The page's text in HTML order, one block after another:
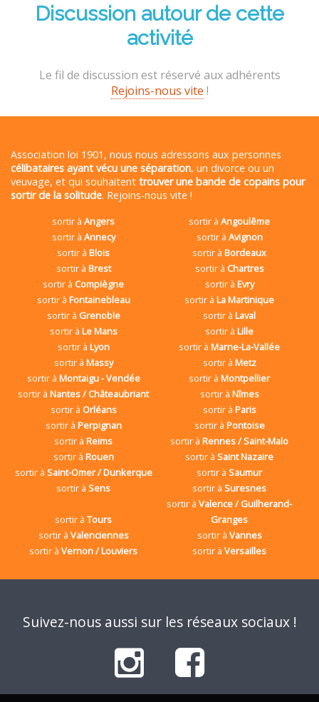
Discussion autour de cette
activité
Le fil de discussion est réservé aux adhérents
Rejoins-nous vite !
Association loi 1901, nous nous adressons aux personnes
célibataires ayant vécu une séparation, un divorce ou un
veuvage, et qui souhaitent trouver une bande de copains pour
sortir de la solitude. Rejoins-nous vite !
sortir àAngers sortir àAngoulême
sortir à Annecy sortir à Avignon
sortir àBlois sortir àBordeaux
sortir à Brest sortir à Chartres
sortir à Compiègne sortir à Evry
sortir à Fontainebleau sortir àLa Martinique
sortir à Grenoble sortir àLaval
sortir à Le Mans sortir àLille
sortir à Lyon sortir àMarne-La-Vallée
sortir à Massy sortir à Metz
sortir à Montaigu - Vendée sortir àMontpellier
sortir àNantes / Châteaubriant sortir à Nîmes
sortir à Orléans sortir à Paris
sortir à Perpignan sortir à Pontoise
sortir àReims sortir àRennes / Saint-Malo
sortir à Rouen sortir àSaint Nazaire
sortir à Saint-Omer / Dunkerque sortir àSaumur
sortir àSens sortir àSuresnes
sortir àTours
sortir àValence / Guilherand-
Granges
sortir à Valenciennes sortir à Vannes
sortir àVernon / Louviers sortir àVersailles
Suivez-nous aussi sur les réseaux sociaux !